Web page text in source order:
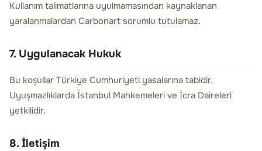
Kullanım talimatlarına uyulmamasından kaynaklanan
yaralanmalardan Carbonart sorumlu tutulamaz.
7. Uygulanacak Hukuk
Bu koşullar Türkiye Cumhuriyeti yasalarına tabidir.
Uyuşmazlıklarda İstanbul Mahkemeleri ve İcra Daireleri
yetkilidir.
8. İletişim